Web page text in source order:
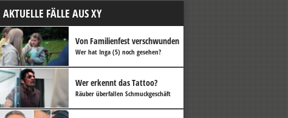
AKTUELLE FÄLLE AUS XY
Von Familienfest verschwunden
Wer hat Inga (5) noch gesehen?
Wer erkennt das Tattoo?
Räuber überfallen Schmuckgeschäft